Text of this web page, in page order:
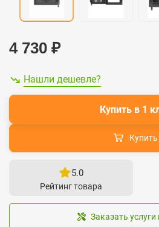
4 730 ₽
Нашли дешевле?
Купить
Купить в 1
5.0
Рейтинг товара
Заказать